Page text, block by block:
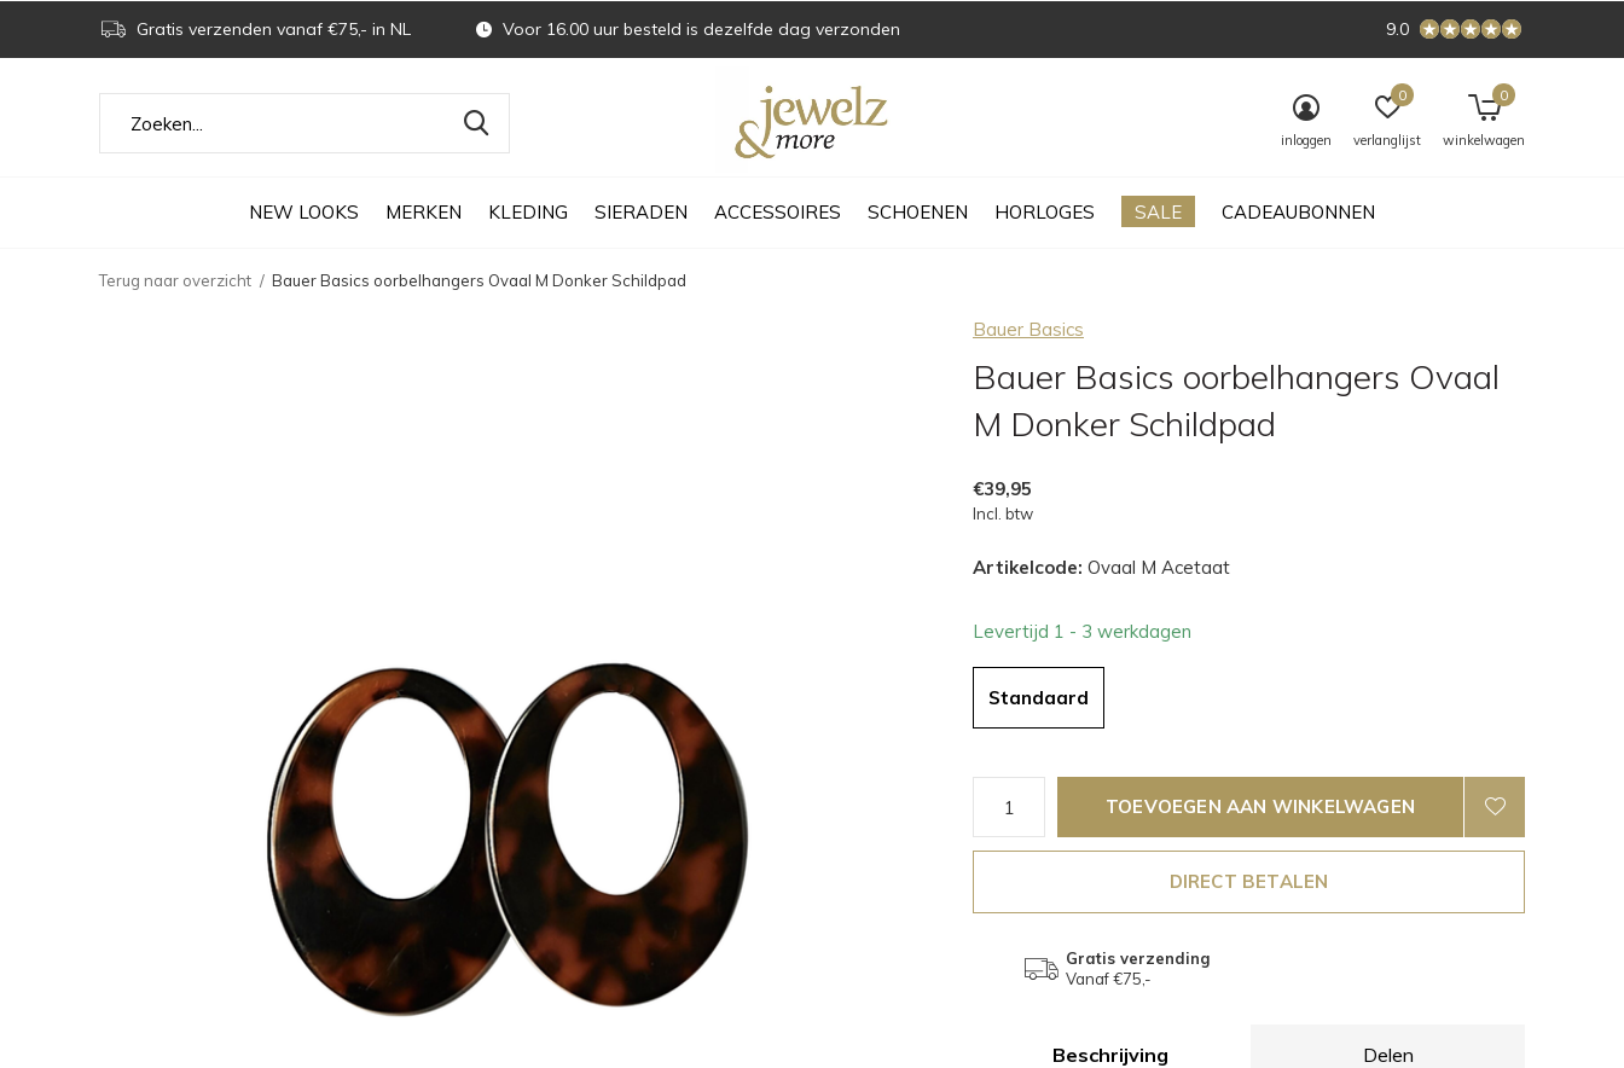
NEW LOOKS MERKEN KLEDING SIERADEN ACCESSOIRES SCHOENEN HORLOGES SALE CADEAUBONNEN
inloggen verlanglijst
0
winkelwagen
0
Gratis verzenden vanaf €75,- in NL Voor 16.00 uur besteld is dezelfde dag verzonden 9.0
Terug naar overzicht Bauer Basics oorbelhangers Ovaal M Donker Schildpad
Bauer Basics
Bauer Basics oorbelhangers Ovaal
M Donker Schildpad
€39,95
Incl. btw
Artikelcode: Ovaal M Acetaat
Levertijd 1 - 3 werkdagen
Standaard
TOEVOEGEN AAN WINKELWAGEN
DIRECT BETALEN
Gratis verzending
Vanaf €75,-
Beschrijving Delen